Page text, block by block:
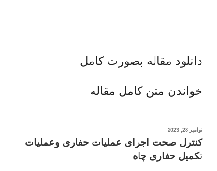
دانلود مقاله بصورت کامل
خواندن متن کامل مقاله
نوشته‌شده
در
نوامبر 28, 2023
کنترل صحت اجرای عملیات حفاری وعملیات
تکمیل حفاری چاه